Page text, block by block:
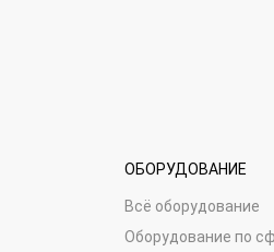
ОБОРУДОВАНИЕ
Всё оборудование
Оборудование по